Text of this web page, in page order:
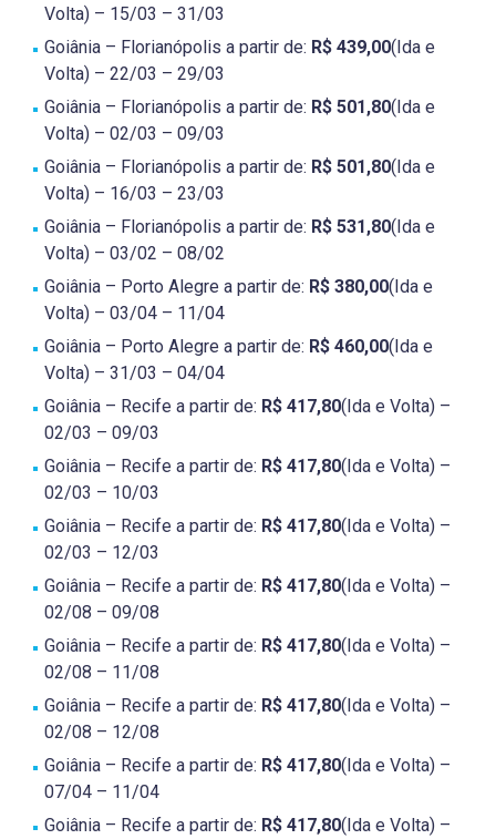
Volta) – 15/03 – 31/03
Goiânia – Florianópolis a partir de: R$ 439,00(Ida e
Volta) – 22/03 – 29/03
Goiânia – Florianópolis a partir de: R$ 501,80(Ida e
Volta) – 02/03 – 09/03
Goiânia – Florianópolis a partir de: R$ 501,80(Ida e
Volta) – 16/03 – 23/03
Goiânia – Florianópolis a partir de: R$ 531,80(Ida e
Volta) – 03/02 – 08/02
Goiânia – Porto Alegre a partir de: R$ 380,00(Ida e
Volta) – 03/04 – 11/04
Goiânia – Porto Alegre a partir de: R$ 460,00(Ida e
Volta) – 31/03 – 04/04
Goiânia – Recife a partir de: R$ 417,80(Ida e Volta) –
02/03 – 09/03
Goiânia – Recife a partir de: R$ 417,80(Ida e Volta) –
02/03 – 10/03
Goiânia – Recife a partir de: R$ 417,80(Ida e Volta) –
02/03 – 12/03
Goiânia – Recife a partir de: R$ 417,80(Ida e Volta) –
02/08 – 09/08
Goiânia – Recife a partir de: R$ 417,80(Ida e Volta) –
02/08 – 11/08
Goiânia – Recife a partir de: R$ 417,80(Ida e Volta) –
02/08 – 12/08
Goiânia – Recife a partir de: R$ 417,80(Ida e Volta) –
07/04 – 11/04
Goiânia – Recife a partir de: R$ 417,80(Ida e Volta) –